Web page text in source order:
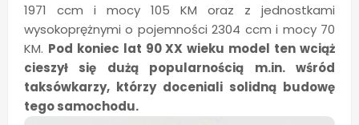
1971 ccm i mocy 105 KM oraz z jednostkami
wysokoprężnymi o pojemności 2304 ccm i mocy 70
KM. Pod koniec lat 90 XX wieku model ten wciąż
cieszył się dużą popularnością m.in. wśród
taksówkarzy, którzy doceniali solidną budowę
tego samochodu.